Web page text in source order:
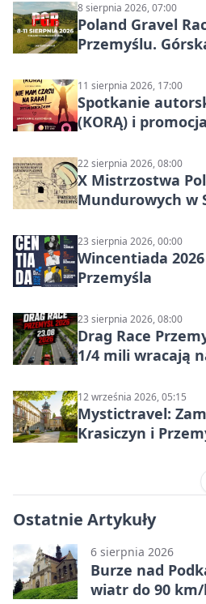
8 sierpnia 2026, 07:00
Poland Gravel
Przemyślu.
11 sierpnia 2026, 17:00
Spotkanie
(KORĄ) i
22 sierpnia 2026, 08:00
X Mistrzostwa
Mundurowych w
23 sierpnia 2026, 00:00
Wincentiada
Przemyśla
23 sierpnia 2026, 08:00
Drag Race
1/4 mili wracają
12 września 2026, 05:15
Mystictravel:
Krasiczyn i
Ostatnie Artykuły
6 sierpnia 2026
Burze nad
wiatr do 90